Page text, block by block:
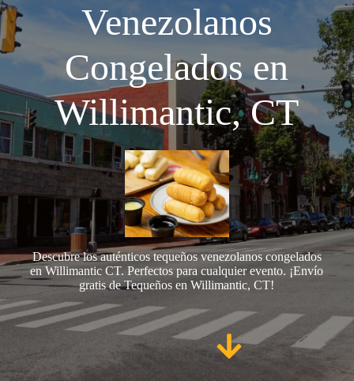
Venezolanos
Congelados en
Willimantic, CT
Descubre los auténticos tequeños venezolanos congelados
en Willimantic CT. Perfectos para cualquier evento. ¡Envío
gratis de Tequeños en Willimantic, CT!